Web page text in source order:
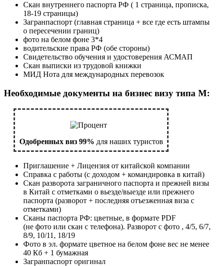
Скан внутреннего паспорта РФ ( 1 страница, прописка,
18-19 страницы)
Загранпаспорт (главная страница + все где есть штампы
о пересечении границ)
фото на белом фоне 3*4
водительские права РФ (обе стороны)
Свидетельство обучения и удостоверения АСМАП
Скан выписки из трудовой книжки
МИД Нота для международных перевозок
Необходимые документы на бизнес визу типа М:
Одобренных виз 99% для наших туристов
Приглашение + Лицензия от китайской компании
Справка с работы (с доходом + командировка в китай)
Скан разворота заграничного паспорта и прежней визы
в Китай с отметками о вьезде/выезде или прежнего
паспорта (разворот + последняя отъезженная виза с
отметками)
Сканы паспорта РФ: цветные, в формате PDF
(не фото или скан с телефона). Разворот с фото , 4/5, 6/7,
8/9, 10/11, 18/19
Фото в эл. формате цветное на белом фоне вес не менее
40 Кб + 1 бумажная
Загранпаспорт оригинал